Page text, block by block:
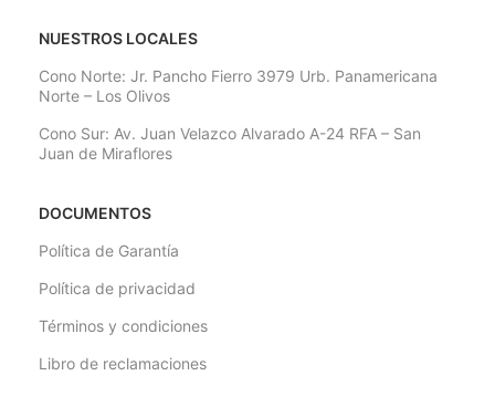
NUESTROS LOCALES
Cono Norte: Jr. Pancho Fierro 3979 Urb. Panamericana
Norte – Los Olivos
Cono Sur: Av. Juan Velazco Alvarado A-24 RFA – San
Juan de Miraflores
DOCUMENTOS
Política de Garantía
Política de privacidad
Términos y condiciones
Libro de reclamaciones